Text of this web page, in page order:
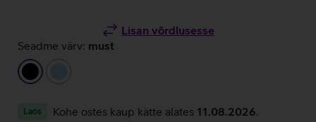
Lisan võrdlusesse
Seadme värv: must
must
Laos Kohe ostes kaup kätte alates 11.08.2026